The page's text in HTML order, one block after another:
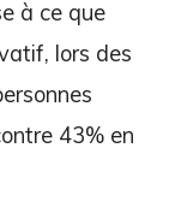
à ce que
lors des
43% en